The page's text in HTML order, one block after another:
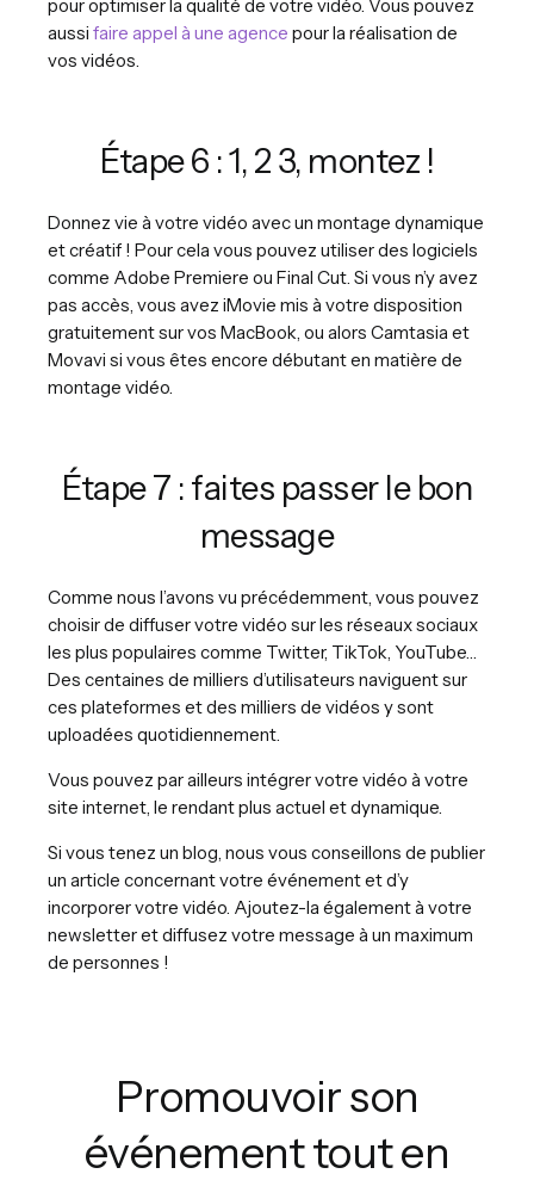
pour optimiser la qualité de votre vidéo. Vous pouvez
aussi faire appel à une agence pour la réalisation de
vos vidéos.
Étape 6 : 1, 2 3, montez !
Donnez vie à votre vidéo avec un montage dynamique
et créatif ! Pour cela vous pouvez utiliser des logiciels
comme Adobe Premiere ou Final Cut. Si vous n’y avez
pas accès, vous avez iMovie mis à votre disposition
gratuitement sur vos MacBook, ou alors Camtasia et
Movavi si vous êtes encore débutant en matière de
montage vidéo.
Étape 7 : faites passer le bon
message
Comme nous l’avons vu précédemment, vous pouvez
choisir de diffuser votre vidéo sur les réseaux sociaux
les plus populaires comme Twitter, TikTok, YouTube…
Des centaines de milliers d’utilisateurs naviguent sur
ces plateformes et des milliers de vidéos y sont
uploadées quotidiennement.
Vous pouvez par ailleurs intégrer votre vidéo à votre
site internet, le rendant plus actuel et dynamique.
Si vous tenez un blog, nous vous conseillons de publier
un article concernant votre événement et d’y
incorporer votre vidéo. Ajoutez-la également à votre
newsletter et diffusez votre message à un maximum
de personnes !
Promouvoir son
événement tout en